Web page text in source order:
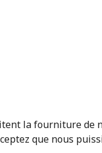
la fourniture de
que nous